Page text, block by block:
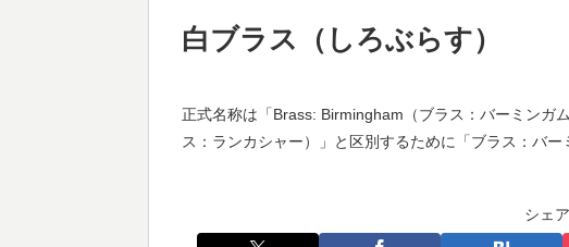
白ブラス（しろぶらす）
正式名称は「Brass: Birmingham（ブラス：バーミンガ
ス：ランカシャー）」と区別するために「ブラス：バー
シェ